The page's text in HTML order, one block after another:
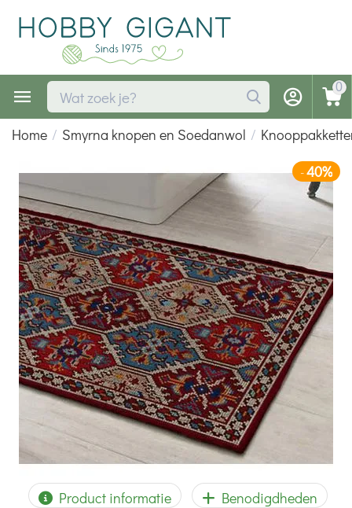
0
Home / Smyrna knopen en Soedanwol /
-40%
Product informatie Benodigdheden